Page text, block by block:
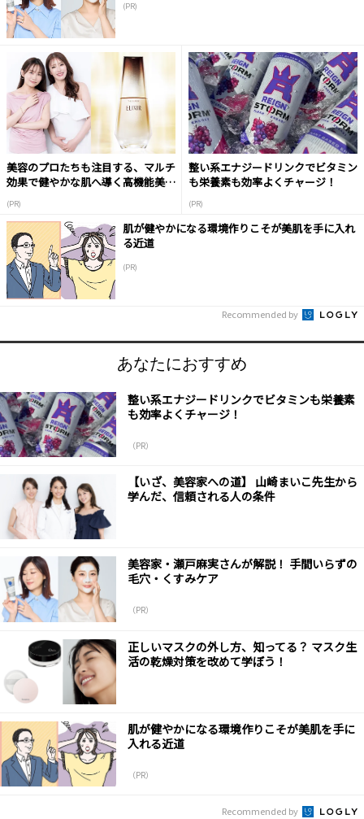
(PR)
美容のプロたちも注目する、マルチ
効果で健やかな肌へ導く高機能美容
(PR)
整い系エナジードリンクでビタミン
も栄養素も効率よくチャージ！
(PR)
肌が健やかになる環境作りこそが美肌を手に入れ
る近道
(PR)
Recommended by
あなたにおすすめ
整い系エナジードリンクでビタミンも栄養素
も効率よくチャージ！
（PR）
【いざ、美容家への道】 山崎まいこ先生から
学んだ、信頼される人の条件
美容家・瀬戸麻実さんが解説！ 手間いらずの
毛穴・くすみケア
（PR）
正しいマスクの外し方、知ってる？ マスク生
活の乾燥対策を改めて学ぼう！
肌が健やかになる環境作りこそが美肌を手に
入れる近道
（PR）
Recommended by